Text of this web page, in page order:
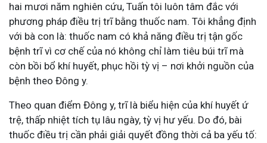
hai mươi năm nghiên cứu, Tuấn tôi luôn tâm đắc với
phương pháp điều trị trĩ bằng thuốc nam. Tôi khẳng định
với bà con là: thuốc nam có khả năng điều trị tận gốc
bệnh trĩ vì cơ chế của nó không chỉ làm tiêu búi trĩ mà
còn bồi bổ khí huyết, phục hồi tỳ vị – nơi khởi nguồn của
bệnh theo Đông y.
Theo quan điểm Đông y, trĩ là biểu hiện của khí huyết ứ
trệ, thấp nhiệt tích tụ lâu ngày, tỳ vị hư yếu. Do đó, bài
thuốc điều trị cần phải giải quyết đồng thời cả ba yếu tố: